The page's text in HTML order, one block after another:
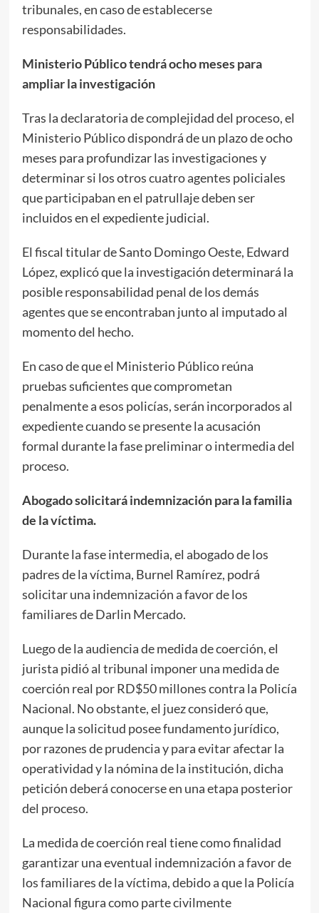
tribunales, en caso de establecerse
responsabilidades.
Ministerio Público tendrá ocho meses para
ampliar la investigación
Tras la declaratoria de complejidad del proceso, el
Ministerio Público dispondrá de un plazo de ocho
meses para profundizar las investigaciones y
determinar si los otros cuatro agentes policiales
que participaban en el patrullaje deben ser
incluidos en el expediente judicial.
El fiscal titular de Santo Domingo Oeste, Edward
López, explicó que la investigación determinará la
posible responsabilidad penal de los demás
agentes que se encontraban junto al imputado al
momento del hecho.
En caso de que el Ministerio Público reúna
pruebas suficientes que comprometan
penalmente a esos policías, serán incorporados al
expediente cuando se presente la acusación
formal durante la fase preliminar o intermedia del
proceso.
Abogado solicitará indemnización para la familia
de la víctima.
Durante la fase intermedia, el abogado de los
padres de la víctima, Burnel Ramírez, podrá
solicitar una indemnización a favor de los
familiares de Darlin Mercado.
Luego de la audiencia de medida de coerción, el
jurista pidió al tribunal imponer una medida de
coerción real por RD$50 millones contra la Policía
Nacional. No obstante, el juez consideró que,
aunque la solicitud posee fundamento jurídico,
por razones de prudencia y para evitar afectar la
operatividad y la nómina de la institución, dicha
petición deberá conocerse en una etapa posterior
del proceso.
La medida de coerción real tiene como finalidad
garantizar una eventual indemnización a favor de
los familiares de la víctima, debido a que la Policía
Nacional figura como parte civilmente